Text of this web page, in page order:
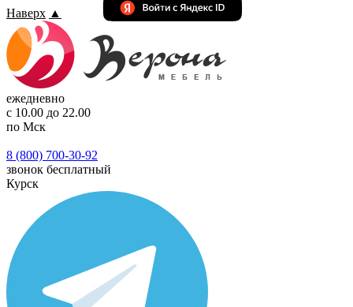
Наверх ▲
ежедневно
с 10.00 до 22.00
по Мск
8 (800) 700-30-92
звонок бесплатный
Курск